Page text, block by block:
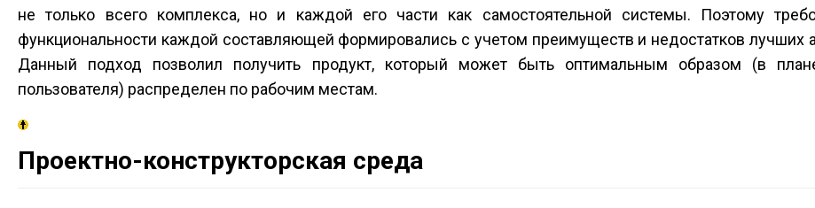
не только всего комплекса, но и каждой его части как самостоятельной системы. Поэтому
функциональности каждой составляющей формировались с учетом преимуществ и недостатков лучших
Данный подход позволил получить продукт, который может быть оптимальным образом (в
пользователя) распределен по рабочим местам.
Проектно-конструкторская среда